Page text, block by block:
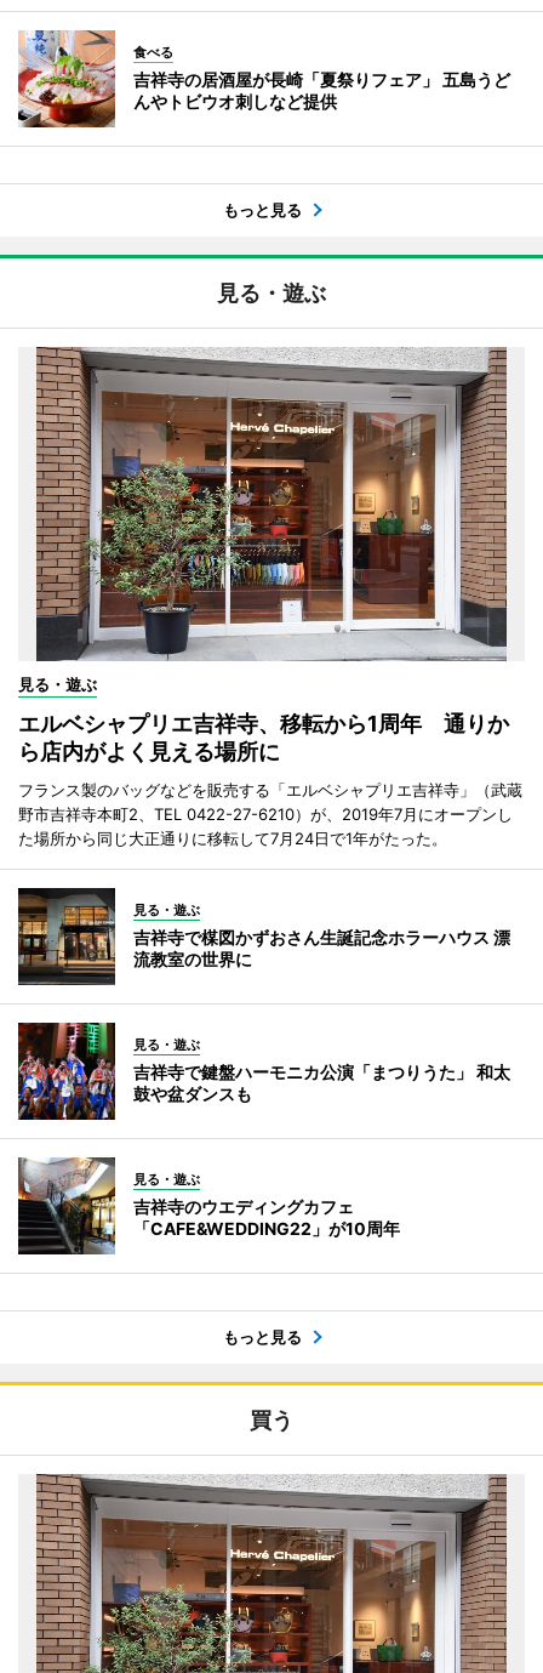
食べる
吉祥寺の居酒屋が長崎「夏祭りフェア」 五島うど
んやトビウオ刺しなど提供
もっと見る
見る・遊ぶ
見る・遊ぶ
エルベシャプリエ吉祥寺、移転から1周年 通りか
ら店内がよく見える場所に
フランス製のバッグなどを販売する「エルベシャプリエ吉祥寺」（武蔵
野市吉祥寺本町2、TEL 0422-27-6210）が、2019年7月にオープンし
た場所から同じ大正通りに移転して7月24日で1年がたった。
見る・遊ぶ
吉祥寺で楳図かずおさん生誕記念ホラーハウス 漂
流教室の世界に
見る・遊ぶ
吉祥寺で鍵盤ハーモニカ公演「まつりうた」 和太
鼓や盆ダンスも
見る・遊ぶ
吉祥寺のウエディングカフェ
「CAFE&WEDDING22」が10周年
もっと見る
買う